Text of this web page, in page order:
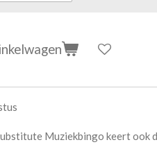
Muziekbingo keert ook